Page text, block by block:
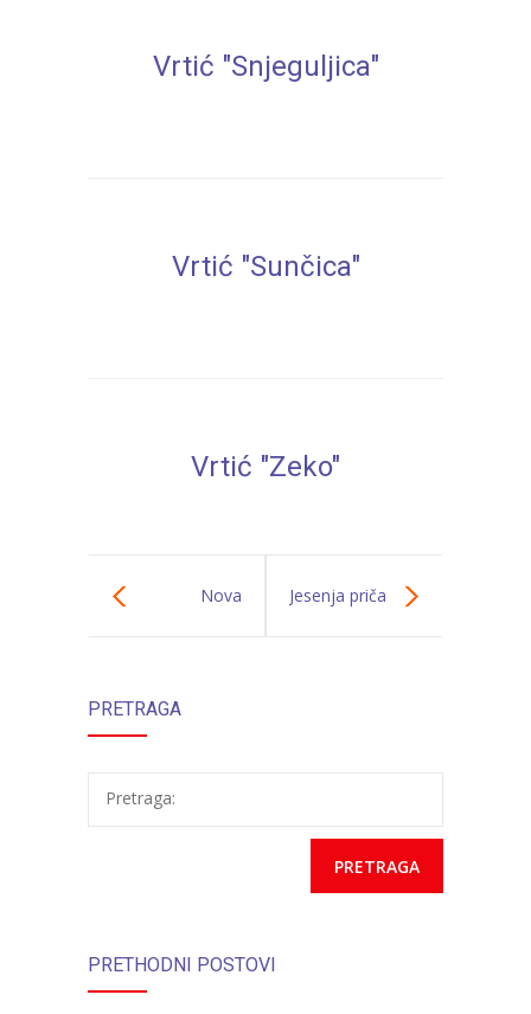
Vrtić "Snjeguljica"
Vrtić "Sunčica"
Vrtić "Zeko"
Nova
godina u JU
Jesenja priča
PRETRAGA
Pretraga:
PRETHODNI POSTOVI